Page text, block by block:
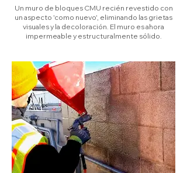
Un muro de bloques CMU recién revestido con
un aspecto 'como nuevo', eliminando las grietas
visuales y la decoloración. El muro es ahora
impermeable y estructuralmente sólido.